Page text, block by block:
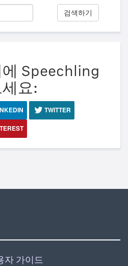
검색하기
Speechling
요:
TWITTER
자 가이드